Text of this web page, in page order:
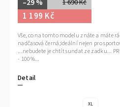
1 390 Kč
–35 %
899 Kč
Detail